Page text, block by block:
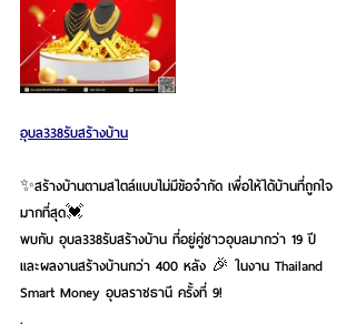
อุบล338รับสร้างบ้าน
✨สร้างบ้านตามสไตล์แบบไม่มีข้อจำกัด เพื่อให้ได้บ้านที่ถูกใจ
มากที่สุด💓
พบกับ อุบล338รับสร้างบ้าน ที่อยู่คู่ชาวอุบลมากว่า 19 ปี
และผลงานสร้างบ้านกว่า 400 หลัง 🎉 ในงาน Thailand
Smart Money อุบลราชธานี ครั้งที่ 9!
.